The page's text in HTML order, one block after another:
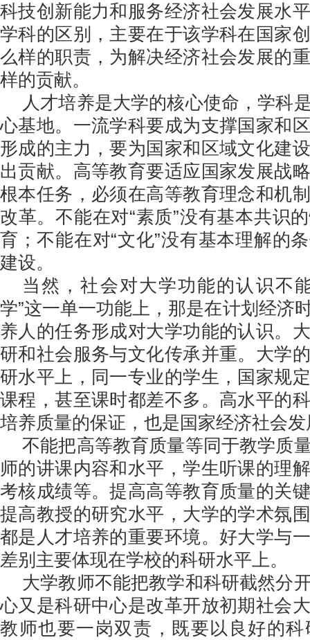
科技创新能力和服务经济社会发展水
学科的区别，主要在于该学科在国家
么样的职责，为解决经济社会发展的
样的贡献。
人才培养是大学的核心使命，学科
心基地。一流学科要成为支撑国家和
形成的主力，要为国家和区域文化建
出贡献。高等教育要适应国家发展战
根本任务，必须在高等教育理念和机
改革。不能在对“素质”没有基本共识
育；不能在对“文化”没有基本理解的
建设。
当然，社会对大学功能的认识不
学”这一单一功能上，那是在计划经济
养人的任务形成对大学功能的认识。
研和社会服务与文化传承并重。大学
研水平上，同一专业的学生，国家规
课程，甚至课时都差不多。高水平的
培养质量的保证，也是国家经济社会
不能把高等教育质量等同于教学质
师的讲课内容和水平，学生听课的理
考核成绩等。提高高等教育质量的关
提高教授的研究水平，大学的学术氛
都是人才培养的重要环境。好大学与
差别主要体现在学校的科研水平上。
大学教师不能把教学和科研截然分
心又是科研中心是改革开放初期社会
教师也要一岗双责，既要以良好的